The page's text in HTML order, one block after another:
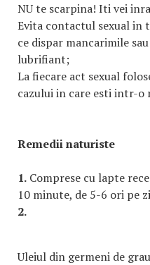
NU te scarpina! Iti vei
Evita contactul sexual
ce dispar mancarimile
lubrifiant;
La fiecare act sexual
cazului in care esti intr-o
Remedii naturiste
1. Comprese cu lapte
10 minute, de 5-6 ori pe
2.
Uleiul din germeni de